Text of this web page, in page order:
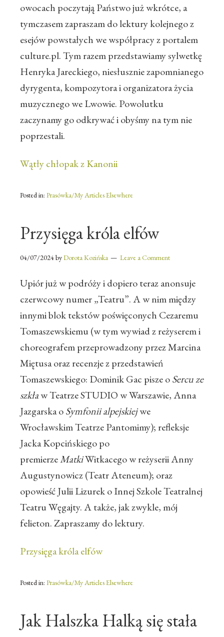
owocach poczytają Państwo już wkrótce, a
tymczasem zapraszam do lektury kolejnego z
esejów powstałych we współpracy z portalem
culture.pl. Tym razem przedstawiamy sylwetkę
Henryka Jareckiego, niesłusznie zapomnianego
dyrygenta, kompozytora i organizatora życia
muzycznego we Lwowie. Powolutku
zaczynamy go odkrywać i obyśmy na tym nie
poprzestali.
Wątły chłopak z Kanonii
Posted in: Prasówka/My Articles Elsewhere
Przysięga króla elfów
04/07/2024byDorota Kozińska Leave a Comment
Upiór już w podróży i dopiero teraz anonsuje
czerwcowy numer „Teatru”. A w nim między
innymi blok tekstów poświęconych Cezaremu
Tomaszewskiemu (w tym wywiad z reżyserem i
choreografem przeprowadzony przez Marcina
Miętusa oraz recenzje z przedstawień
Tomaszewskiego: Dominik Gac pisze oSercu ze
szkław Teatrze STUDIO w Warszawie, Anna
Jazgarska oSymfonii alpejskiejwe
Wrocławskim Teatrze Pantomimy); refleksje
Jacka Kopcińskiego po
premierzeMatkiWitkacego w reżyserii Anny
Augustynowicz (Teatr Ateneum); oraz
opowieść Julii Lizurek o Innej Szkole Teatralnej
Teatru Węgajty. A także, jak zwykle, mój
felieton. Zapraszamy do lektury.
Przysięga króla elfów
Posted in: Prasówka/My Articles Elsewhere
Jak Halszka Halką się stała